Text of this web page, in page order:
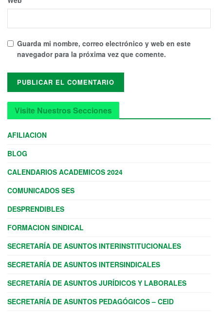
Guarda mi nombre, correo electrónico y web en este
navegador para la próxima vez que comente.
Visite Nuestros Secciones
AFILIACION
BLOG
CALENDARIOS ACADEMICOS 2024
COMUNICADOS SES
DESPRENDIBLES
FORMACION SINDICAL
SECRETARÍA DE ASUNTOS INTERINSTITUCIONALES
SECRETARÍA DE ASUNTOS INTERSINDICALES
SECRETARÍA DE ASUNTOS JURÍDICOS Y LABORALES
SECRETARÍA DE ASUNTOS PEDAGÓGICOS – CEID